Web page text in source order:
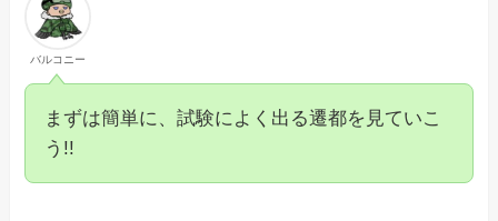
バルコニー
まずは簡単に、試験によく出る遷都を見ていこ
う!!